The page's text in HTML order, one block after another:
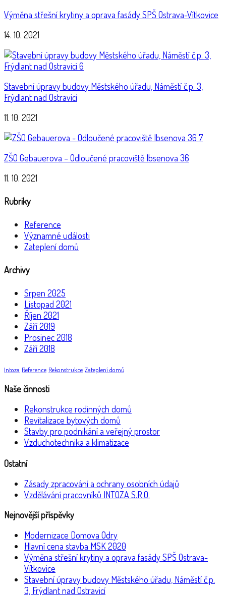
Výměna střešní krytiny a oprava fasády SPŠ Ostrava-Vítkovice
14. 10. 2021
Stavební úpravy budovy Městského úřadu, Náměstí č.p. 3,
Frýdlant nad Ostravicí
11. 10. 2021
ZŠO Gebauerova – Odloučené pracoviště Ibsenova 36
11. 10. 2021
Rubriky
Reference
Významné události
Zateplení domů
Archivy
Srpen 2025
Listopad 2021
Říjen 2021
Září 2019
Prosinec 2018
Září 2018
Intoza Reference Rekonstrukce Zateplení domů
Naše činnosti
Rekonstrukce rodinných domů
Revitalizace bytových domů
Stavby pro podnikání a veřejný prostor
Vzduchotechnika a klimatizace
Ostatní
Zásady zpracování a ochrany osobních údajů
Vzdělávání pracovníků INTOZA S.R.O.
Nejnovější příspěvky
Modernizace Domova Odry
Hlavní cena stavba MSK 2020
Výměna střešní krytiny a oprava fasády SPŠ Ostrava-
Vítkovice
Stavební úpravy budovy Městského úřadu, Náměstí č.p.
3, Frýdlant nad Ostravicí